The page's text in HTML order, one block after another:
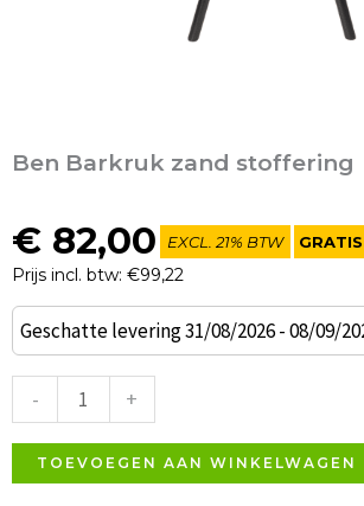
Ben Barkruk zand stoffering
€ 82,00
Prijs incl. btw: €99,22
EXCL. 21% BTW
Geschatte levering 31/08/2026 - 08/09/
-
Ben
Barkruk
stoffering
aantal
+
TOEVOEGEN AAN WINKELWAGEN